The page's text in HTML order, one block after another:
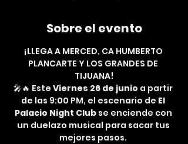
Sobre el evento
¡LLEGA A MERCED, CA HUMBERTO
PLANCARTE Y LOS GRANDES DE
TIJUANA!
🎤🔥 Este Viernes 26 de junio a partir
de las 9:00 PM, el escenario de El
Palacio Night Club se enciende con
un duelazo musical para sacar tus
mejores pasos.